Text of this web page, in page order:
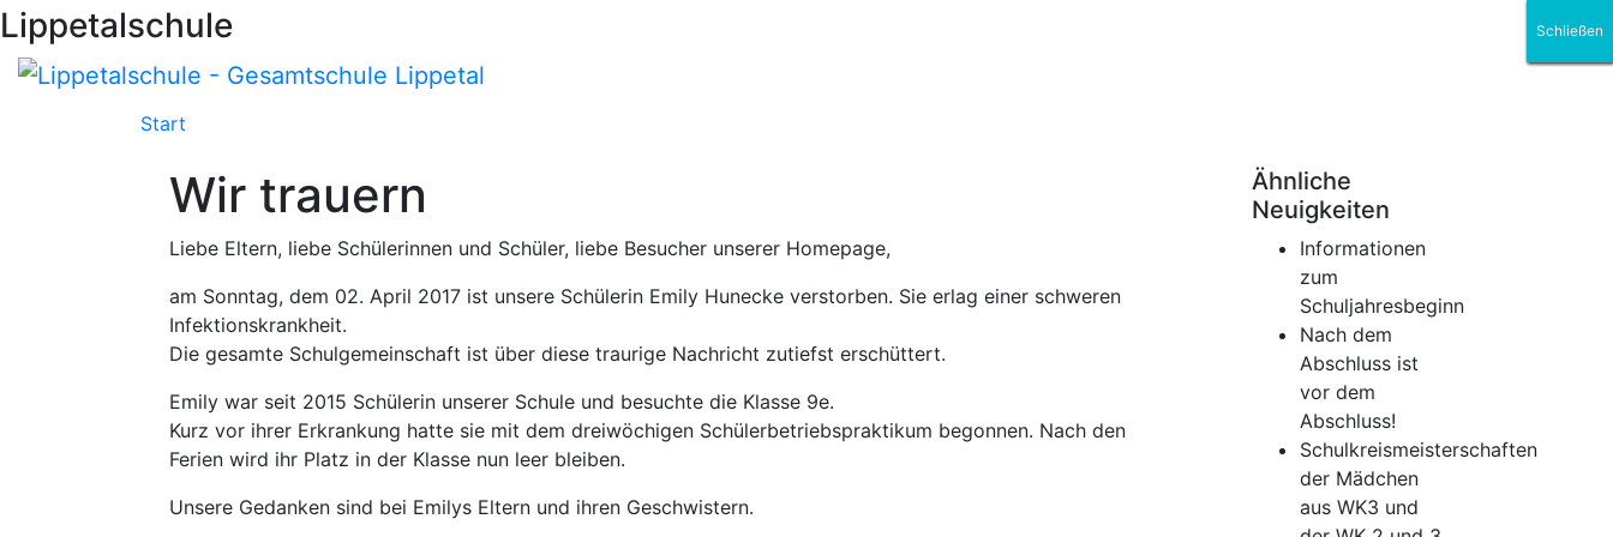
Lippetalschule
Start
Wir trauern
Liebe Eltern, liebe Schülerinnen und Schüler, liebe Besucher unserer Homepage,
am Sonntag, dem 02. April 2017 ist unsere Schülerin Emily Hunecke verstorben. Sie erlag einer schweren
Infektionskrankheit.
Die gesamte Schulgemeinschaft ist über diese traurige Nachricht zutiefst erschüttert.
Emily war seit 2015 Schülerin unserer Schule und besuchte die Klasse 9e.
Kurz vor ihrer Erkrankung hatte sie mit dem dreiwöchigen Schülerbetriebspraktikum begonnen. Nach den
Ferien wird ihr Platz in der Klasse nun leer bleiben.
Unsere Gedanken sind bei Emilys Eltern und ihren Geschwistern.
Ähnliche
Neuigkeiten
Informationen
zum
Schuljahresbeginn
Nach dem
Abschluss ist
vor dem
Abschluss!
Schulkreismeisterschaften
der Mädchen
aus WK3 und
Schließen
Schließen
Schließen
Schließen
Schließen
Schließen